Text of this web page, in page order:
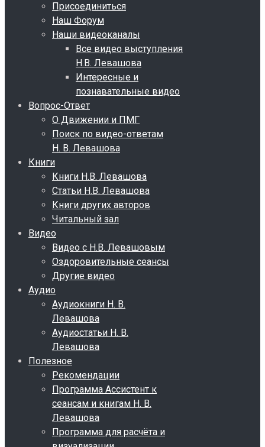
Присоединиться
Наш Форум
Наши видеоканалы
Все видео выступления
Н.В. Левашова
Интересные и
познавательные видео
Вопрос-Ответ
О Движении и ПМГ
Поиск по видео-ответам
Н. В. Левашова
Книги
Книги Н.В. Левашова
Статьи Н.В. Левашова
Книги других авторов
Читальный зал
Видео
Видео с Н.В. Левашовым
Оздоровительные сеансы
Другие видео
Аудио
Аудиокниги Н. В.
Левашова
Аудиостатьи Н. В.
Левашова
Полезное
Рекомендации
Программа Ассистент к
сеансам и книгам Н. В.
Левашова
Программа для расчёта и